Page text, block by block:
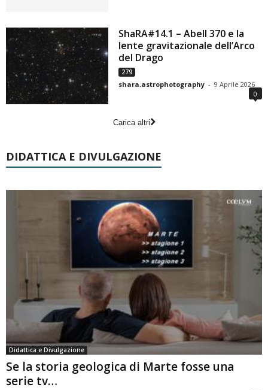
ShaRA#14.1 – Abell 370 e la
lente gravitazionale dell’Arco
del Drago
279
shara.astrophotography - 9 Aprile 2026
0
Carica altri
DIDATTICA E DIVULGAZIONE
Didattica e Divulgazione
Se la storia geologica di Marte fosse una
serie tv…